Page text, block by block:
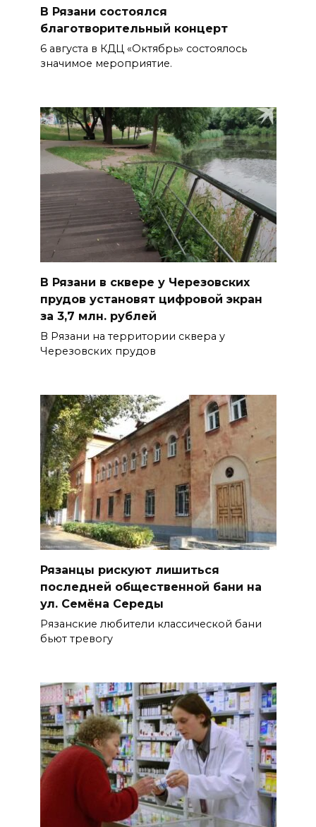
В Рязани состоялся
благотворительный концерт
6 августа в КДЦ «Октябрь» состоялось
значимое мероприятие.
В Рязани в сквере у Черезовских
прудов установят цифровой экран
за 3,7 млн. рублей
В Рязани на территории сквера у
Черезовских прудов
Рязанцы рискуют лишиться
последней общественной бани на
ул. Семёна Середы
Рязанские любители классической бани
бьют тревогу